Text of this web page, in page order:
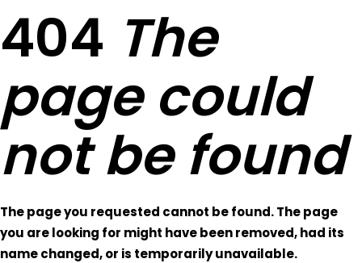
404 The
page could
not be found
The page you requested cannot be found. The page
you are looking for might have been removed, had its
name changed, or is temporarily unavailable.